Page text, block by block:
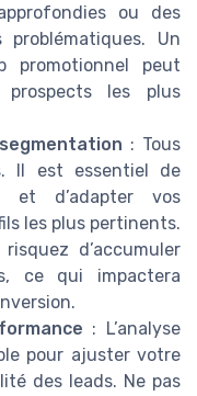
ou des
Un
promotionnel peut
les plus
: Tous
Il est essentiel de
et d’adapter vos
les plus pertinents.
d’accumuler
ce qui impactera
: L’analyse
pour ajuster votre
des leads. Ne pas